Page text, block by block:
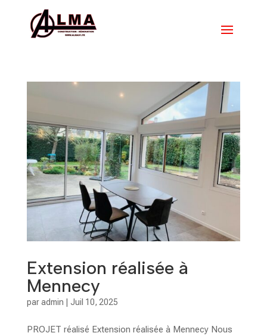
Extension réalisée à
Mennecy
paradmin Juil 10, 2025
PROJET réalisé Extension réalisée à Mennecy Nous